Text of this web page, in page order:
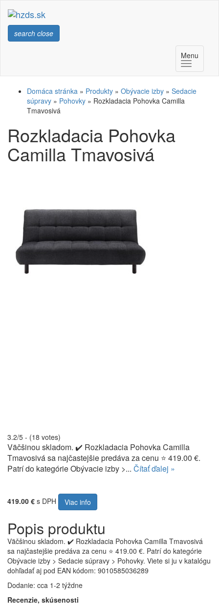
search close
Menu
Domáca stránka » Produkty » Obývacie izby » Sedacie
súpravy » Pohovky » Rozkladacia Pohovka Camilla
Tmavosivá
Rozkladacia Pohovka
Camilla Tmavosivá
3.2/5 - (18 votes)
Väčšinou skladom. ✔️ Rozkladacia Pohovka Camilla
Tmavosivá sa najčastejšie predáva za cenu ⭐ 419.00 €.
Patrí do kategórie Obývacie izby >... Čítať ďalej »
419.00 € s DPH Viac info
Popis produktu
Väčšinou skladom. ✔️ Rozkladacia Pohovka Camilla Tmavosivá
sa najčastejšie predáva za cenu ⭐ 419.00 €. Patrí do kategórie
Obývacie izby > Sedacie súpravy > Pohovky. Viete si ju v katalógu
dohľadať aj pod EAN kódom: 9010585036289
Dodanie: cca 1-2 týždne
Recenzie, skúsenosti